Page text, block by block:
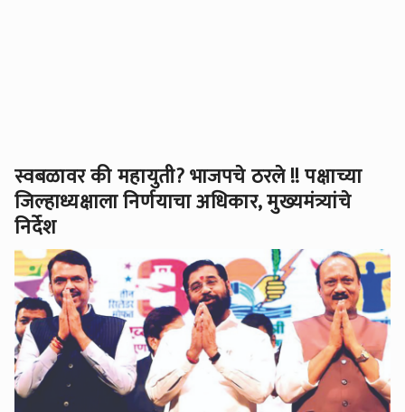
स्वबळावर की महायुती? भाजपचे ठरले !! पक्षाच्या
जिल्हाध्यक्षाला निर्णयाचा अधिकार, मुख्यमंत्र्यांचे
निर्देश